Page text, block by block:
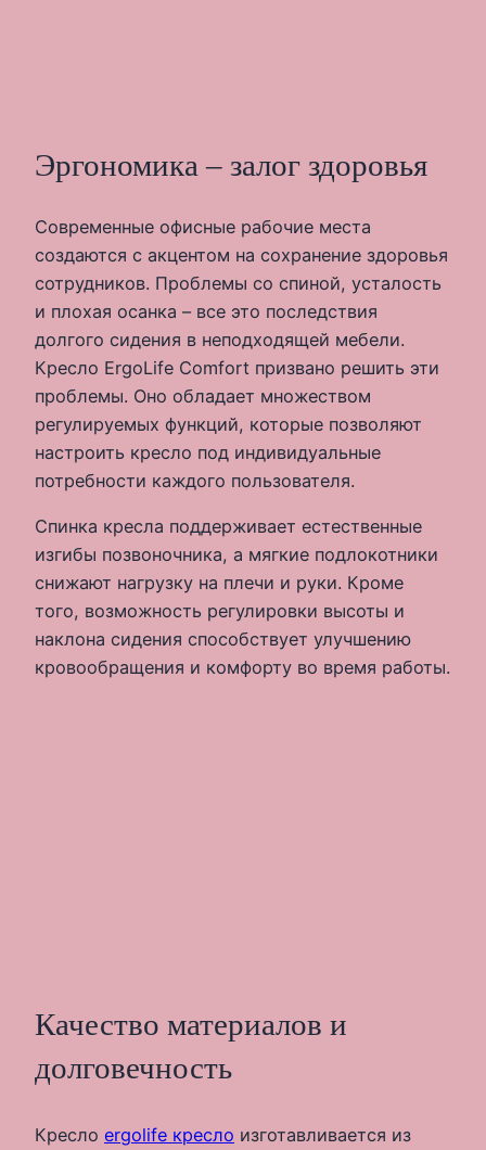
Эргономика – залог здоровья
Современные офисные рабочие места
создаются с акцентом на сохранение здоровья
сотрудников. Проблемы со спиной, усталость
и плохая осанка – все это последствия
долгого сидения в неподходящей мебели.
Кресло ErgoLife Comfort призвано решить эти
проблемы. Оно обладает множеством
регулируемых функций, которые позволяют
настроить кресло под индивидуальные
потребности каждого пользователя.
Спинка кресла поддерживает естественные
изгибы позвоночника, а мягкие подлокотники
снижают нагрузку на плечи и руки. Кроме
того, возможность регулировки высоты и
наклона сидения способствует улучшению
кровообращения и комфорту во время работы.
Качество материалов и
долговечность
Кресло ergolife кресло изготавливается из